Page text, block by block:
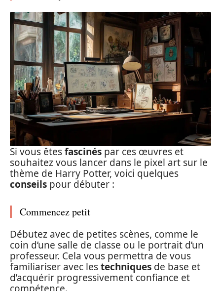
Si vous êtesfascinés par ces œuvres et
souhaitez vous lancer dans le pixel art sur le
thème de Harry Potter, voici quelques
conseils pour débuter :
Commencez petit
Débutez avec de petites scènes, comme le
coin d’une salle de classe ou le portrait d’un
professeur. Cela vous permettra de vous
familiariser avec lestechniques de base et
d’acquérir progressivement confiance et